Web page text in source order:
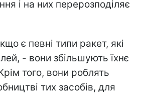
і на них перерозподіляє
є певні типи ракет, які
- вони збільшують їхнє
того, вони роблять
тих засобів, для